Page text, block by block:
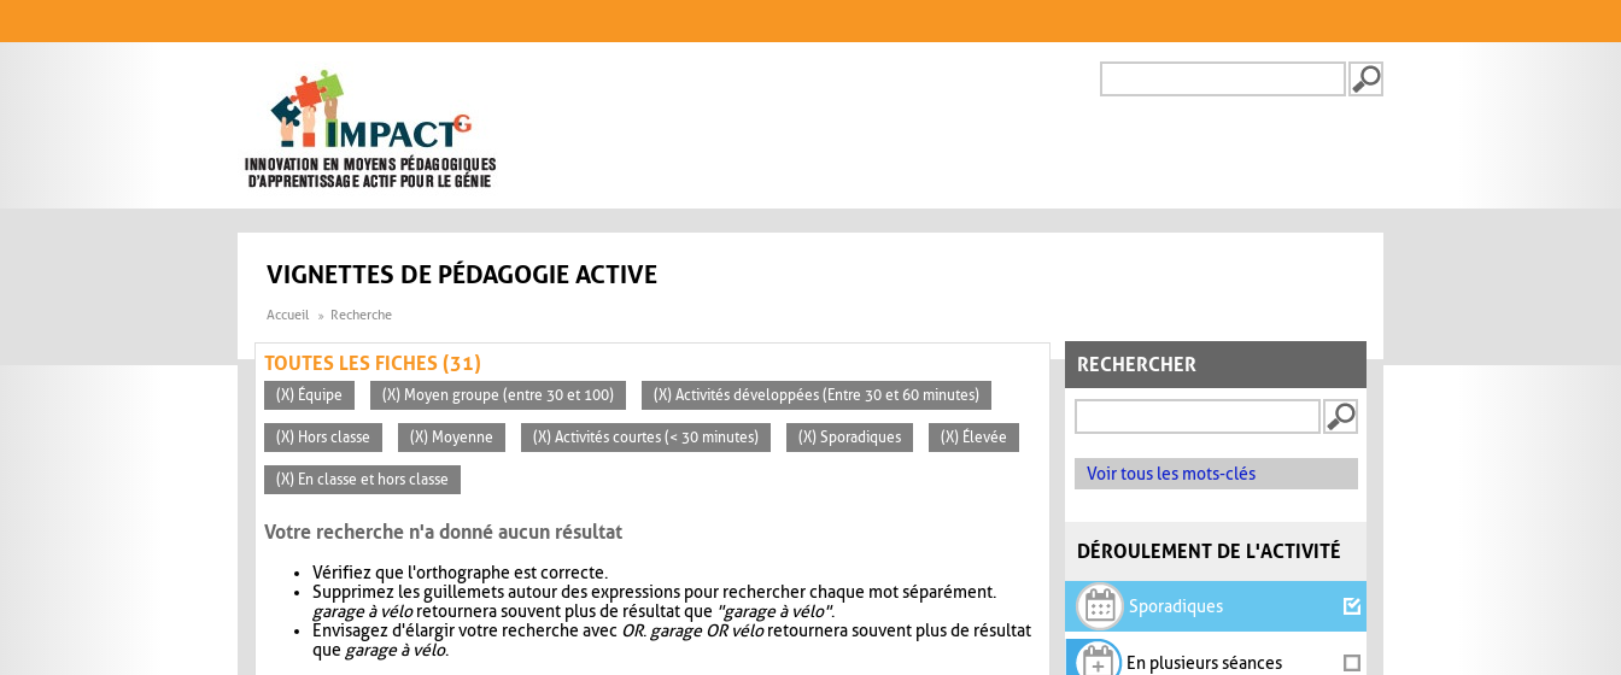
FORMULAIRE DE
VIGNETTES DE PÉDAGOGIE ACTIVE
Accueil Recherche
RECHERCHER
Voir tous les mots-clés
DÉROULEMENT DE L'ACTIVITÉ
Sporadiques
En plusieurs séances
TOUTES LES FICHES (31)
(X) Équipe (X) Moyen groupe (entre 30 et 100) (X) Activités développées (Entre 30 et 60 minutes)
(X) Hors classe (X) Moyenne (X) Activités courtes (< 30 minutes) (X) Sporadiques (X) Élevée
(X) En classe et hors classe
Votre recherche n'a donné aucun résultat
Vérifiez que l'orthographe est correcte.
Supprimez les guillemets autour des expressions pour rechercher chaque mot séparément.
garage à véloretournera souvent plus de résultat que "garage à vélo".
Envisagez d'élargir votre recherche avec OR. garage OR véloretournera souvent plus de résultat
que garage à vélo.